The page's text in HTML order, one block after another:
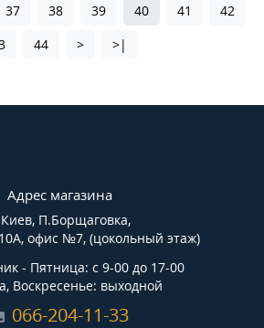
37 38 39 40 41
42
44 > >|
Адрес магазина
Киев, П.Борщаговка,
офис №7, (цокольный этаж)
- Пятница: с 9-00 до 17-00
Воскресенье: выходной
066-204-11-33